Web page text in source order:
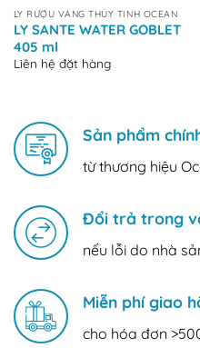
LY RƯỢU VANG THỦY TINH OCEAN
LY SANTE WATER GOBLET
405 ml
Liên hệ đặt hàng
Sản phẩm
từ thương hiệu
Đổi trả trong
nếu lỗi do nhà
Miễn phí giao
cho hóa đơn